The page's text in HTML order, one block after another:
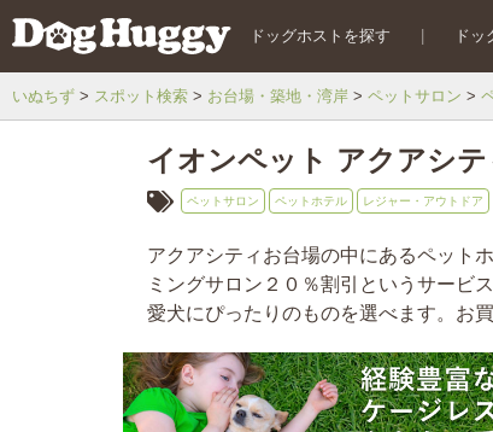
ドッグホストを探す ドッ
いぬちず スポット検索 お台場・築地・湾岸 ペットサロン
イオンペット アクアシ
ペットサロン ペットホテル レジャー・アウトドア
アクアシティお台場の中にあるペット
ミングサロン２０％割引というサービ
愛犬にぴったりのものを選べます。お